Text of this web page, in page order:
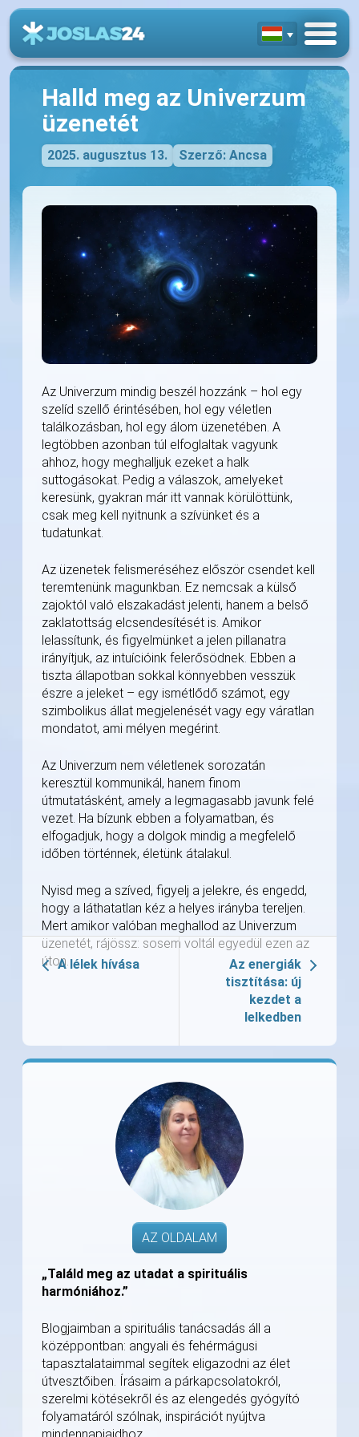
Halld meg az Univerzum
üzenetét
2025. augusztus 13. Szerző: Ancsa
Az Univerzum mindig beszél hozzánk – hol egy
szelíd szellő érintésében, hol egy véletlen
találkozásban, hol egy álom üzenetében. A
legtöbben azonban túl elfoglaltak vagyunk
ahhoz, hogy meghalljuk ezeket a halk
suttogásokat. Pedig a válaszok, amelyeket
keresünk, gyakran már itt vannak körülöttünk,
csak meg kell nyitnunk a szívünket és a
tudatunkat.
Az üzenetek felismeréséhez először csendet kell
teremtenünk magunkban. Ez nemcsak a külső
zajoktól való elszakadást jelenti, hanem a belső
zaklatottság elcsendesítését is. Amikor
lelassítunk, és figyelmünket a jelen pillanatra
irányítjuk, az intuícióink felerősödnek. Ebben a
tiszta állapotban sokkal könnyebben vesszük
észre a jeleket – egy ismétlődő számot, egy
szimbolikus állat megjelenését vagy egy váratlan
mondatot, ami mélyen megérint.
Az Univerzum nem véletlenek sorozatán
keresztül kommunikál, hanem finom
útmutatásként, amely a legmagasabb javunk felé
vezet. Ha bízunk ebben a folyamatban, és
elfogadjuk, hogy a dolgok mindig a megfelelő
időben történnek, életünk átalakul.
Nyisd meg a szíved, figyelj a jelekre, és engedd,
hogy a láthatatlan kéz a helyes irányba tereljen.
Mert amikor valóban meghallod az Univerzum
üzenetét, rájössz: sosem voltál egyedül ezen az
úton.A lélek hívása
Az energiák
tisztítása: új
kezdet a
lelkedben
AZ OLDALAM
„Találd meg az utadat a spirituális
harmóniához.”
Blogjaimban a spirituális tanácsadás áll a
középpontban: angyali és fehérmágusi
tapasztalataimmal segítek eligazodni az élet
útvesztőiben. Írásaim a párkapcsolatokról,
szerelmi kötésekről és az elengedés gyógyító
folyamatáról szólnak, inspirációt nyújtva